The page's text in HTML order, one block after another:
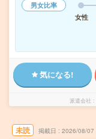
男女比率
女性
気になる!
派遣会社
未読 掲載日 2026/08/07